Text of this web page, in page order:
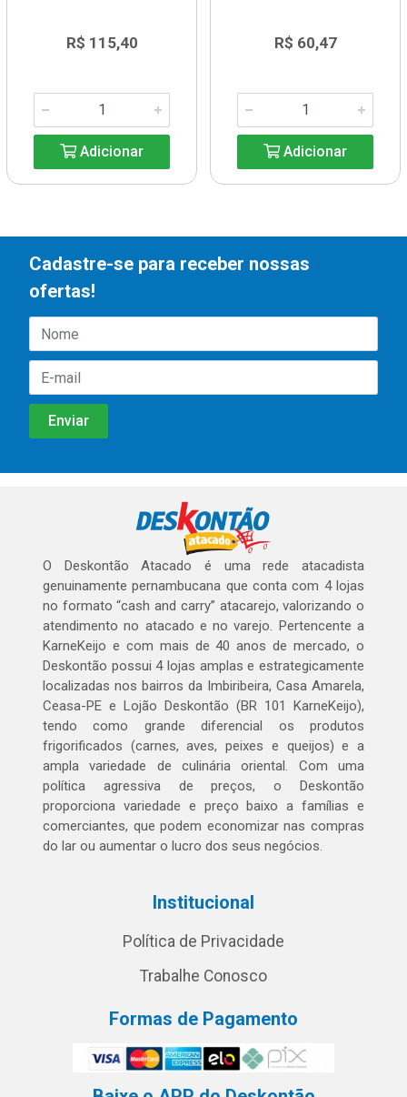
R$ 115,40
Adicionar
R$ 60,47
Adicionar
Cadastre-se para receber nossas
ofertas!
O Deskontão Atacado é uma rede atacadista
genuinamente pernambucana que conta com 4 lojas
no formato “cash and carry” atacarejo, valorizando o
atendimento no atacado e no varejo. Pertencente a
KarneKeijo e com mais de 40 anos de mercado, o
Deskontão possui 4 lojas amplas e estrategicamente
localizadas nos bairros da Imbiribeira, Casa Amarela,
Ceasa-PE e Lojão Deskontão (BR 101 KarneKeijo),
tendo como grande diferencial os produtos
frigorificados (carnes, aves, peixes e queijos) e a
ampla variedade de culinária oriental. Com uma
política agressiva de preços, o Deskontão
proporciona variedade e preço baixo a famílias e
comerciantes, que podem economizar nas compras
do lar ou aumentar o lucro dos seus negócios.
Institucional
Política de Privacidade
Trabalhe Conosco
Formas de Pagamento